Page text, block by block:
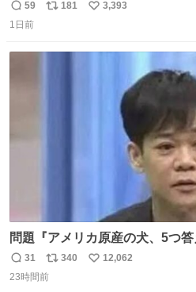
未開封品 かなり前に楽天だかで
で-が出るのだと思うんだよね
返
信
59
リ
181
い
3,393
1日前
問題『アメリカ原産の犬、5つ答えよ』 名倉「
ん。 日本」
返
信
31
リ
ポ
340
い
12,062
23時間前